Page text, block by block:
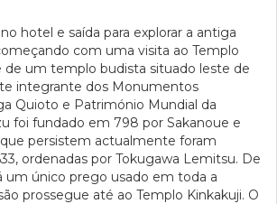
hotel e saída para explorar a antiga
com uma visita ao Templo
de um templo budista situado leste de
integrante dos Monumentos
Quioto e Património Mundial da
foi fundado em 798 por Sakanoue e
persistem actualmente foram
ordenadas por Tokugawa Lemitsu. De
um único prego usado em toda a
prossegue até ao Templo Kinkakuji. O